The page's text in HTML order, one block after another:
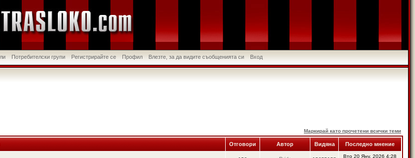
Потребителски групи Регистрирайте се Профил Влезте, за да видите съобщенията си Вход
Маркирай като прочетени всички теми
Отговори Автор Видяна Последно мнение
Вто 20 Яну, 2026 4:28